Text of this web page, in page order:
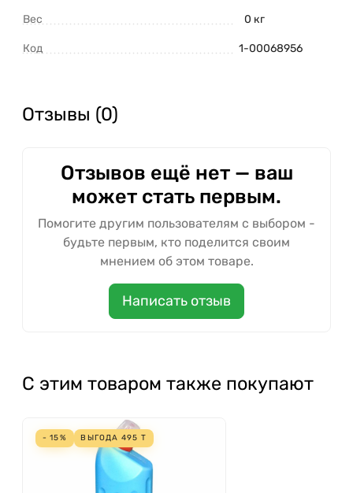
Вес 0 кг
Код 1-00068956
Отзывы (0)
Отзывов ещё нет — ваш
может стать первым.
Помогите другим пользователям с выбором -
будьте первым, кто поделится своим
мнением об этом товаре.
Написать отзыв
С этим товаром также покупают
- 15% ВЫГОДА 495 Т